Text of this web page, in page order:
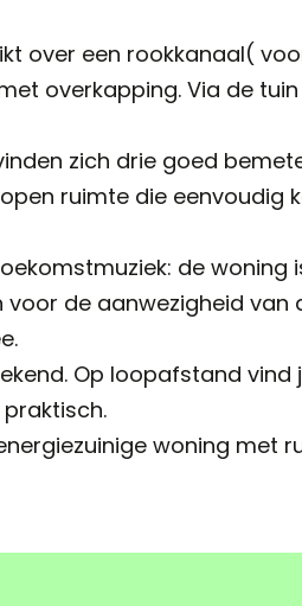
over een rookkanaal(
overkapping. Via de
zich drie goed
ruimte die
de
de aanwezigheid van
Op loopafstand
woning met